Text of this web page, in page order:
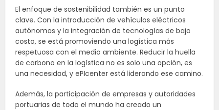
El enfoque de sostenibilidad también es un punto
clave. Con la introducción de vehículos eléctricos
autónomos y la integración de tecnologías de bajo
costo, se está promoviendo una logística más
respetuosa con el medio ambiente. Reducir la huella
de carbono en la logística no es solo una opción, es
una necesidad, y ePIcenter está liderando ese camino.
Además, la participación de empresas y autoridades
portuarias de todo el mundo ha creado un